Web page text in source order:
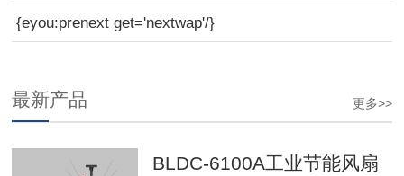
{eyou:prenext get='nextwap'/}
更多>>
最新产品
BLDC-6100A工业节能风扇